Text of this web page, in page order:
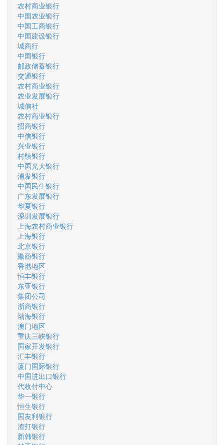
农村商业银行
中国农业银行
中国工商银行
中国建设银行
城商行
中国银行
邮政储蓄银行
交通银行
农村商业银行
农业发展银行
城信社
农村商业银行
招商银行
中信银行
兴业银行
村镇银行
中国光大银行
浦发银行
中国民生银行
广东发展银行
华夏银行
深圳发展银行
上海农村商业银行
上海银行
北京银行
徽商银行
香港地区
恒丰银行
东亚银行
集团公司
浙商银行
渤海银行
澳门地区
重庆三峡银行
国家开发银行
汇丰银行
厦门国际银行
中国进出口银行
代收付中心
华一银行
恒生银行
国友利银行
渣打银行
新韩银行